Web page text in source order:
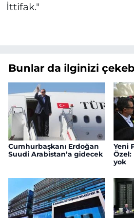
İttifak."
Bunlar da ilginizi
Cumhurbaşkanı Erdoğan
Suudi Arabistan’a gidecek
Yeni
Özel:
yok